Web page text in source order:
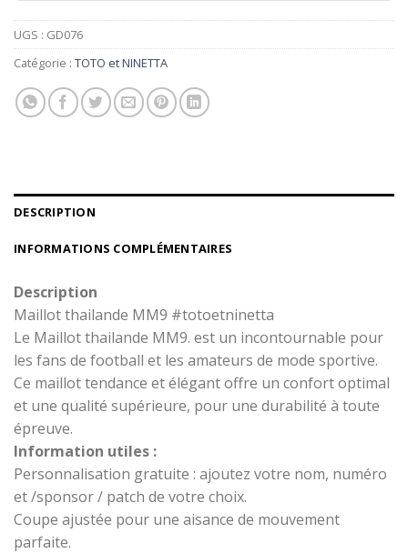
UGS : GD076
Catégorie : TOTO et NINETTA
DESCRIPTION
INFORMATIONS COMPLÉMENTAIRES
Description
Maillot thailande MM9 #totoetninetta
Le Maillot thailande MM9. est un incontournable pour
les fans de football et les amateurs de mode sportive.
Ce maillot tendance et élégant offre un confort optimal
et une qualité supérieure, pour une durabilité à toute
épreuve.
Information utiles :
Personnalisation gratuite : ajoutez votre nom, numéro
et /sponsor / patch de votre choix.
Coupe ajustée pour une aisance de mouvement
parfaite.